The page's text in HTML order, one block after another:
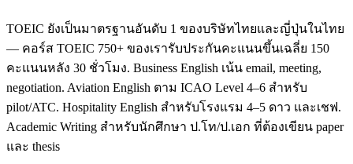
TOEIC ยังเป็นมาตรฐานอันดับ 1 ของบริษัทไทยและญี่ปุ่นในไทย
— คอร์ส TOEIC 750+ ของเรารับประกันคะแนนขึ้นเฉลี่ย 150
คะแนนหลัง 30 ชั่วโมง. Business English เน้น email, meeting,
negotiation. Aviation English ตาม ICAO Level 4–6 สำหรับ
pilot/ATC. Hospitality English สำหรับโรงแรม 4–5 ดาว และเชฟ.
Academic Writing สำหรับนักศึกษา ป.โท/ป.เอก ที่ต้องเขียน paper
และ thesis